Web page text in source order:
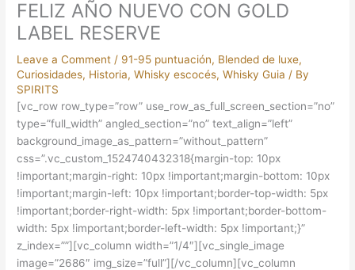
FELIZ AÑO NUEVO CON GOLD
LABEL RESERVE
Leave a Comment / 91-95 puntuación, Blended de luxe,
Curiosidades, Historia,Whisky escocés,Whisky Guia / By
SPIRITS
[vc_row row_type=”row” use_row_as_full_screen_section=”no”
type=”full_width” angled_section=”no” text_align=”left”
background_image_as_pattern=”without_pattern”
css=”.vc_custom_1524740432318{margin-top: 10px
!important;margin-right: 10px !important;margin-bottom: 10px
!important;margin-left: 10px !important;border-top-width: 5px
!important;border-right-width: 5px !important;border-bottom-
width: 5px !important;border-left-width: 5px !important;}”
z_index=””][vc_column width=”1/4″][vc_single_image
image=”2686″ img_size=”full”][/vc_column][vc_column